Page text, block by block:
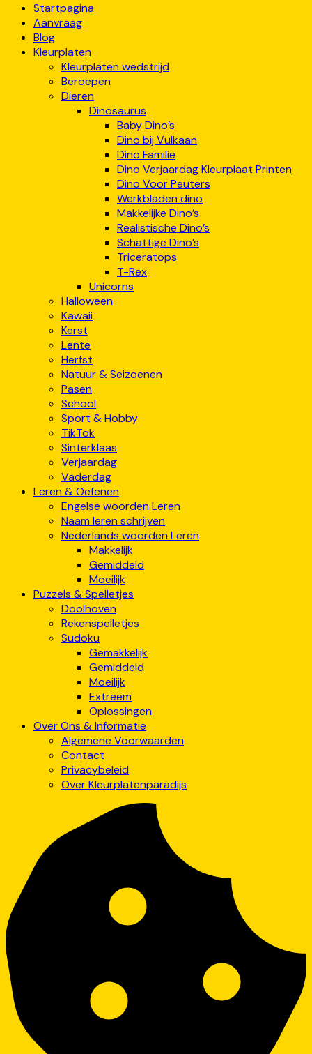
Startpagina
Aanvraag
Blog
Kleurplaten
Kleurplaten wedstrijd
Beroepen
Dieren
Dinosaurus
Baby Dino’s
Dino bij Vulkaan
Dino Familie
Dino Verjaardag Kleurplaat Printen
Dino Voor Peuters
Werkbladen dino
Makkelijke Dino’s
Realistische Dino’s
Schattige Dino’s
Triceratops
T-Rex
Unicorns
Halloween
Kawaii
Kerst
Lente
Herfst
Natuur & Seizoenen
Pasen
School
Sport & Hobby
TikTok
Sinterklaas
Verjaardag
Vaderdag
Leren & Oefenen
Engelse woorden Leren
Naam leren schrijven
Nederlands woorden Leren
Makkelijk
Gemiddeld
Moeilijk
Puzzels & Spelletjes
Doolhoven
Rekenspelletjes
Sudoku
Gemakkelijk
Gemiddeld
Moeilijk
Extreem
Oplossingen
Over Ons & Informatie
Algemene Voorwaarden
Contact
Privacybeleid
Over Kleurplatenparadijs